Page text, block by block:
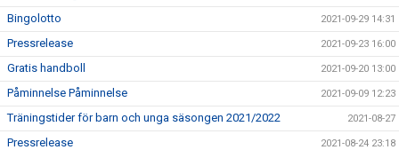
Bingolotto 2021-09-29 14:31
Pressrelease 2021-09-23 16:00
Gratis handboll 2021-09-20 13:00
Påminnelse Påminnelse 2021-09-09 12:23
Träningstider för barn och unga säsongen 2021/2022 2021-08-27
Pressrelease 2021-08-24 23:18